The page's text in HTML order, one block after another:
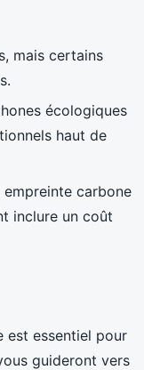
mais certains
écologiques
haut de
empreinte carbone
inclure un coût
est essentiel pour
guideront vers